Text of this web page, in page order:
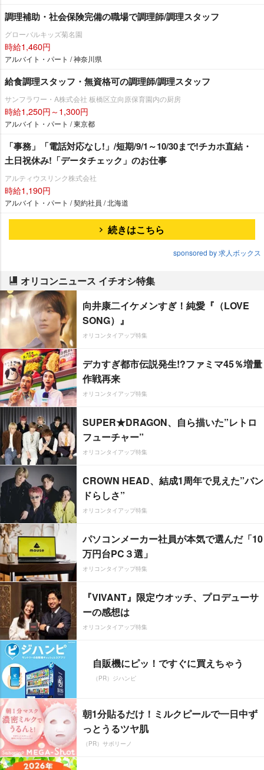
調理補助・社会保険完備の職場で調理師/調理スタッフ
グローバルキッズ菊名園
時給1,460円
アルバイト・パート / 神奈川県
給食調理スタッフ・無資格可の調理師/調理スタッフ
サンフラワー・A株式会社 板橋区立向原保育園内の厨房
時給1,250円～1,300円
アルバイト・パート / 東京都
「事務」「電話対応なし!」/短期/9/1～10/30まで!チカホ直結・
土日祝休み!「データチェック」のお仕事
アルティウスリンク株式会社
時給1,190円
アルバイト・パート / 契約社員 / 北海道
続きはこちら
sponsored by 求人ボックス
オリコンニュース イチオシ特集
向井康二イケメンすぎ！純愛『（LOVE
SONG）』
オリコンタイアップ特集
デカすぎ都市伝説発生!?ファミマ45％増量
作戦再来
オリコンタイアップ特集
SUPER★DRAGON、自ら描いた”レトロ
フューチャー”
オリコンタイアップ特集
CROWN HEAD、結成1周年で見えた”バン
ドらしさ”
オリコンタイアップ特集
パソコンメーカー社員が本気で選んだ「10
万円台PC３選」
オリコンタイアップ特集
『VIVANT』限定ウオッチ、プロデューサ
ーの感想は
オリコンタイアップ特集
自販機にピッ！ですぐに買えちゃう
（PR）ジハンピ
朝1分貼るだけ！ミルクピールで一日中ず
っとうるツヤ肌
（PR）サボリーノ